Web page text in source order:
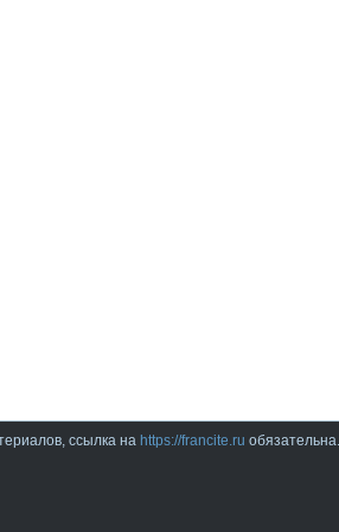
ссылка на https://francite.ru обязательна.